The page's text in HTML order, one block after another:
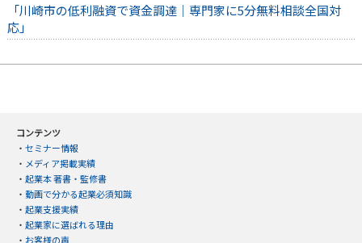
「川崎市の低利融資で資金調達｜専門家に5分無料相談全国対
応」
コンテンツ
・ セミナー情報
・ メディア掲載実績
・ 起業本 著書・監修書
・ 動画で分かる起業必須知識
・ 起業支援実績
・ 起業家に選ばれる理由
・ お客様の声